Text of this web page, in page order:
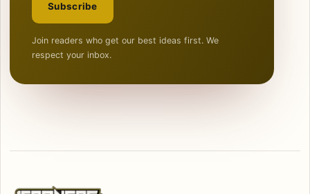
Subscribe
Join readers who get our best ideas first. We
respect your inbox.